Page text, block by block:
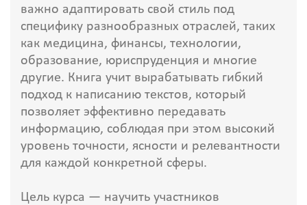
важно адаптировать свой стиль под
специфику разнообразных отраслей, таких
как медицина, финансы, технологии,
образование, юриспруденция и многие
другие. Книга учит вырабатывать гибкий
подход к написанию текстов, который
позволяет эффективно передавать
информацию, соблюдая при этом высокий
уровень точности, ясности и релевантности
для каждой конкретной сферы.
Цель курса — научить участников